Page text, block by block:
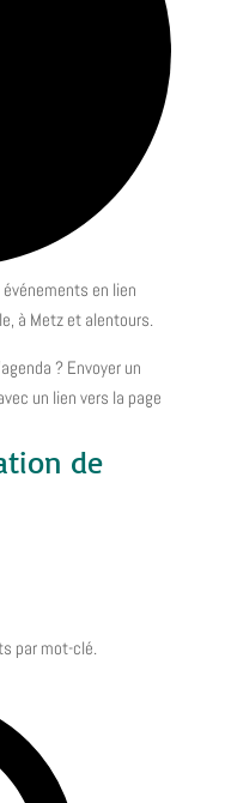
en lien
à Metz et alentours.
? Envoyer un
un lien vers la page
de
par mot-clé.